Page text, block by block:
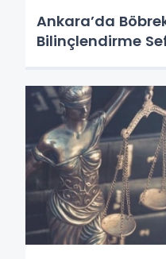
Ankara’da
Bilinçlendirme